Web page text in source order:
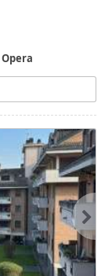
Opera